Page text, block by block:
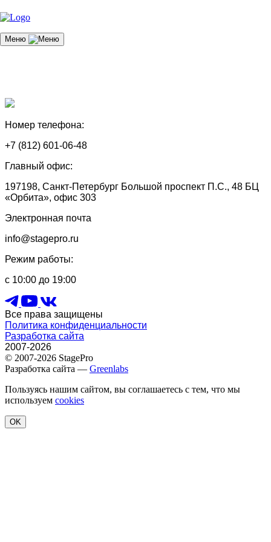
Меню
Номер телефона:
+7 (812) 601-06-48
Главный офис:
197198, Санкт-Петербург Большой проспект П.С., 48 БЦ
«Орбита», офис 303
Электронная почта
info@stagepro.ru
Режим работы:
с 10:00 до 19:00
Все права защищены
Политика конфиденциальности
Разработка сайта
2007-2026
© 2007-2026 StagePro
Разработка сайта — Greenlabs
Пользуясь нашим сайтом, вы соглашаетесь с тем, что мы
используем cookies
OK